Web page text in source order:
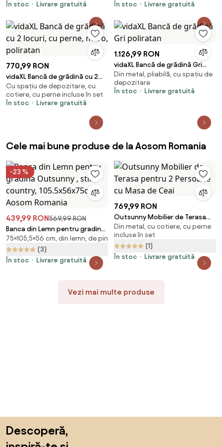
În stoc
Livrare gratuită
În stoc
Livrare gratuită
770,99 RON
vidaXL Bancă de grădină cu 2
locuri, cu perne, maro,
poliratan
Cu spațiu de depozitare, cu
cotiere, cu perne incluse în set
În stoc
Livrare gratuită
1.126,99 RON
vidaXL Bancă de grădină Gri
poliratan
Din metal, pliabilă, cu spațiu de
depozitare
În stoc
Livrare gratuită
Cele mai bune produse de la Aosom Romania
-23 %
439,99 RON569,99 RON
Banca din Lemn pentru gradina
Outsunny , stil country,
105.5x56x75cm | Aosom
Romania
75×105,5×56 cm, din lemn, de pin
(3)
În stoc
Livrare gratuită
769,99 RON
Outsunny Mobilier de Terasa
pentru 2 Persoane cu Masa de
Ceai
Din metal, cu cotiere, cu perne
incluse în set
(1)
În stoc
Livrare gratuită
Vezi mai multe produse
Descoperă,